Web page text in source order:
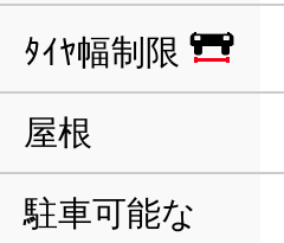
ﾀｲﾔ幅制限
屋根
駐車可能な